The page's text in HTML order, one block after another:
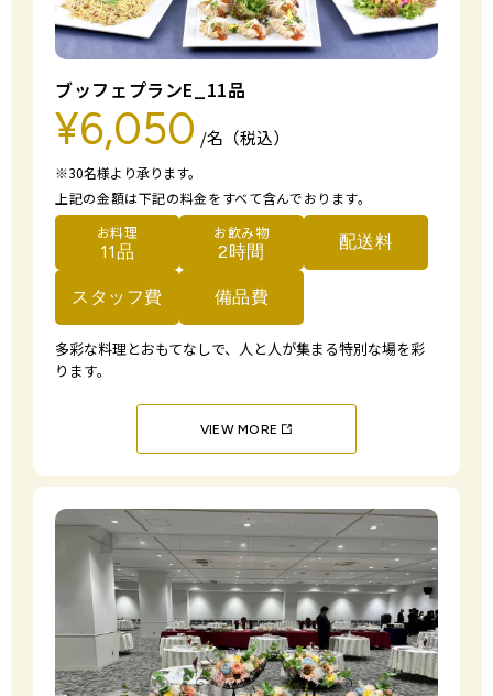
ブッフェプランE_11品
¥6,050 /名（税込）
※30名様より承ります。
上記の金額は下記の料金をすべて含んでおります。
お料理
11品
お飲み物
2時間 配送料
スタッフ費 備品費
多彩な料理とおもてなしで、 人と人が集まる特別な場を彩
ります。
VIEW MORE